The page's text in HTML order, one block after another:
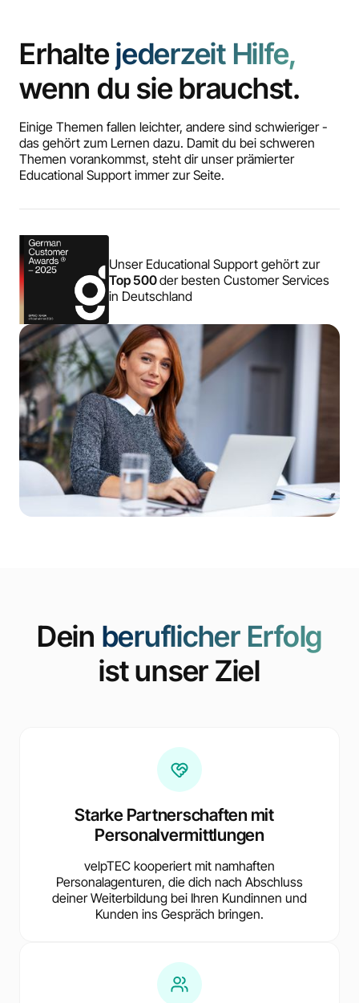
Erhaltejederzeit Hilfe,
wenn du sie brauchst.
Einige Themen fallen leichter, andere sind schwieriger -
das gehört zum Lernen dazu. Damit du bei schweren
Themen vorankommst, steht dir unser prämierter
Educational Support immer zur Seite.
Unser Educational Support gehört zur
Top 500der besten Customer Services
in Deutschland
Dein beruflicher Erfolg
ist unser Ziel
Starke Partnerschaften mit
Personalvermittlungen
velpTEC kooperiert mit namhaften
Personalagenturen, die dich nach Abschluss
deiner Weiterbildung bei Ihren Kundinnen und
Kunden ins Gespräch bringen.